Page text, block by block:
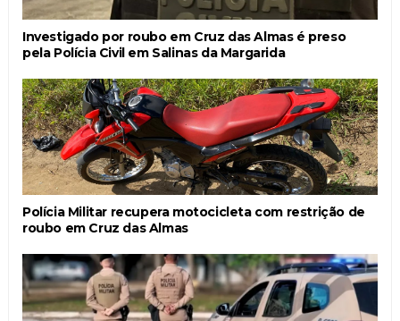
Investigado por roubo em Cruz das Almas é preso
pela Polícia Civil em Salinas da Margarida
Polícia Militar recupera motocicleta com restrição de
roubo em Cruz das Almas